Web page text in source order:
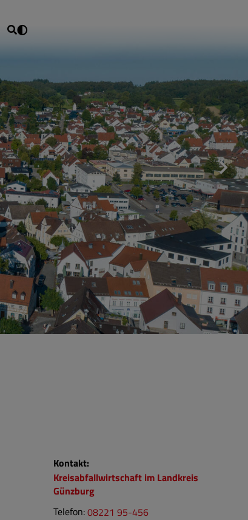
Kontakt:
Kreisabfallwirtschaft im Landkreis
Günzburg
Telefon:08221 95-456